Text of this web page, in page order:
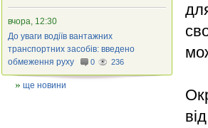
вчора, 12:30
До уваги водіїв вантажних
транспортних засобів: введено
обмеження руху
0 236
ще новини